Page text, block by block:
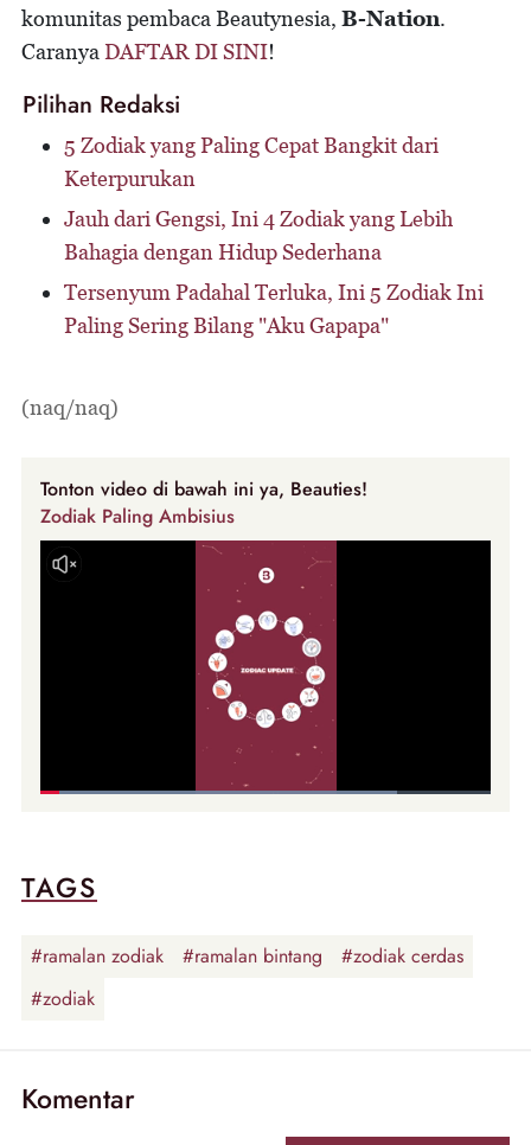
komunitas pembaca Beautynesia, B-Nation.
Caranya DAFTAR DI SINI!
Pilihan Redaksi
5 Zodiak yang Paling Cepat Bangkit dari
Keterpurukan
Jauh dari Gengsi, Ini 4 Zodiak yang Lebih
Bahagia dengan Hidup Sederhana
Tersenyum Padahal Terluka, Ini 5 Zodiak Ini
Paling Sering Bilang "Aku Gapapa"
(naq/naq)
Tonton video di bawah ini ya, Beauties!
Zodiak Paling Ambisius
TAGS
#ramalan zodiak #ramalan bintang
#zodiak cerdas
#zodiak
Komentar